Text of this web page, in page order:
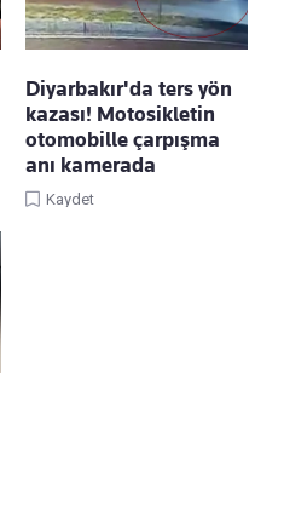
Diyarbakır'da ters yön
kazası! Motosikletin
otomobille çarpışma
anı kamerada
Kaydet